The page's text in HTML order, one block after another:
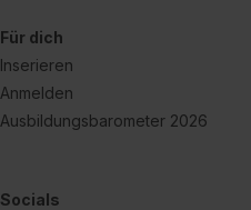
Für dich
Inserieren
Anmelden
Ausbildungsbarometer 2026
Socials